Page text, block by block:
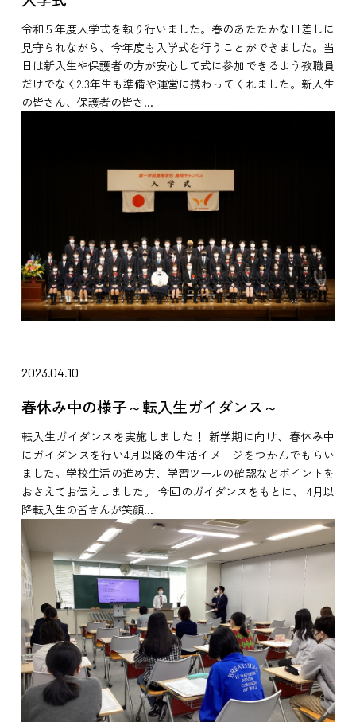
令和５年度入学式を執り行いました。春のあたたかな日差しに
見守られながら、今年度も入学式を行うことができました。当
日は新入生や保護者の方が安心して式に参加できるよう教職員
だけでなく2.3年生も準備や運営に携わってくれました。新入生
の皆さん、保護者の皆さ...
2023.04.10
春休み中の様子～転入生ガイダンス～
転入生ガイダンスを実施しました！ 新学期に向け、春休み中
にガイダンスを行い4月以降の生活イメージをつかんでもらい
ました。学校生活の進め方、学習ツールの確認などポイントを
おさえてお伝えしました。 今回のガイダンスをもとに、 4月以
降転入生の皆さんが笑顔...